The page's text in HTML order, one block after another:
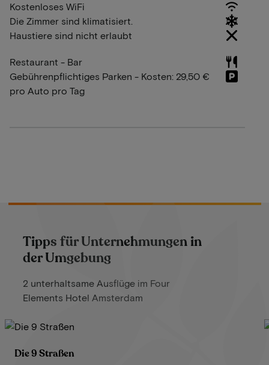
Kostenloses WiFi
Die Zimmer sind klimatisiert.
Haustiere sind nicht erlaubt
Restaurant - Bar
Gebührenpflichtiges Parken - Kosten: 29,50 €
pro Auto pro Tag
Tipps für Unternehmungen in
der Umgebung
2 unterhaltsame Ausflüge im Four
Elements Hotel Amsterdam
Die 9 Straßen